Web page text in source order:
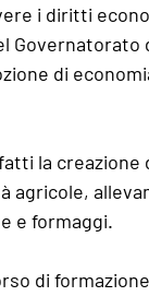
i diritti
di
la
agricole,
e formaggi.
di formazione